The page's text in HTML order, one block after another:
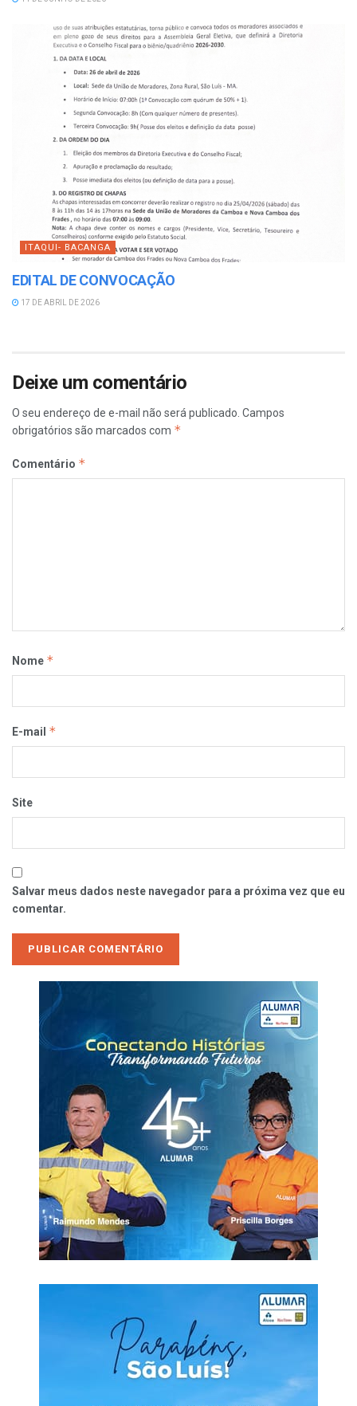
ITAQUI- BACANGA
EDITAL DE CONVOCAÇÃO
17 DE ABRIL DE 2026
Deixe um comentário
O seu endereço de e-mail não será publicado. Campos
obrigatórios são marcados com *
Comentário *
Nome *
E-mail *
Site
Salvar meus dados neste navegador para a próxima vez que eu
comentar.